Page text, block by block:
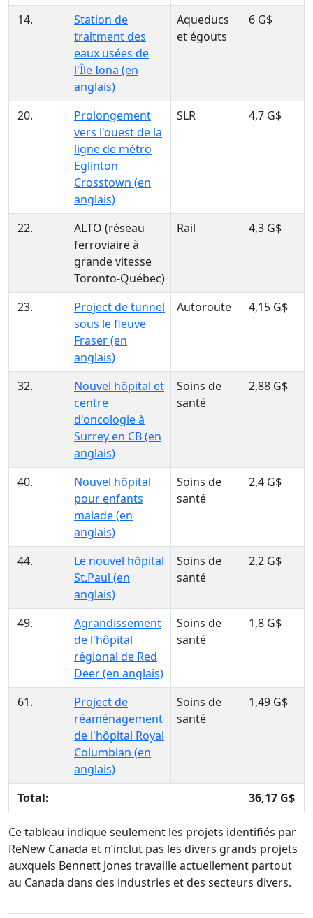
14.
Station de
traitment des
eaux usées de
l'Île Iona (en
anglais)
Aqueducs
et égouts
6 G$
20.
Prolongement
vers l'ouest de la
ligne de métro
Eglinton
Crosstown (en
anglais)
SLR 4,7 G$
22.
ALTO (réseau
ferroviaire à
grande vitesse
Toronto-Québec)
Rail 4,3 G$
23.
Project de tunnel
sous le fleuve
Fraser (en
anglais)
Autoroute 4,15 G$
32.
Nouvel hôpital et
centre
d'oncologie à
Surrey en CB (en
anglais)
Soins de
santé
2,88 G$
40.
Nouvel hôpital
pour enfants
malade (en
anglais)
Soins de
santé
2,4 G$
44.
Le nouvel hôpital
St.Paul (en
anglais)
Soins de
santé
2,2 G$
49.
Agrandissement
de l'hôpital
régional de Red
Deer (en anglais)
Soins de
santé
1,8 G$
61.
Project de
réaménagement
de l'hôpital Royal
Columbian (en
anglais)
Soins de
santé
1,49 G$
Total: 36,17 G$
Ce tableau indique seulement les projets identifiés par
ReNew Canada et n’inclut pas les divers grands projets
auxquels Bennett Jones travaille actuellement partout
au Canada dans des industries et des secteurs divers.